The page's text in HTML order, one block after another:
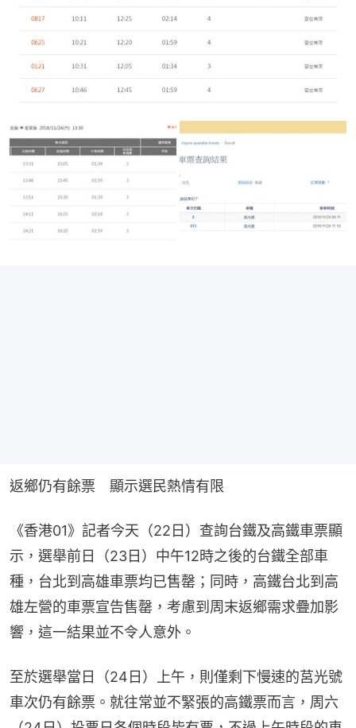
返鄉仍有餘票　顯示選民熱情有限
《香港01》記者今天（22日）查詢台鐵及高鐵車票顯
示，選舉前日（23日）中午12時之後的台鐵全部車
種，台北到高雄車票均已售罄；同時，高鐵台北到高
雄左營的車票宣告售罄，考慮到周末返鄉需求疊加影
響，這一結果並不令人意外。
至於選舉當日（24日）上午，則僅剩下慢速的莒光號
車次仍有餘票。就往常並不緊張的高鐵票而言，周六